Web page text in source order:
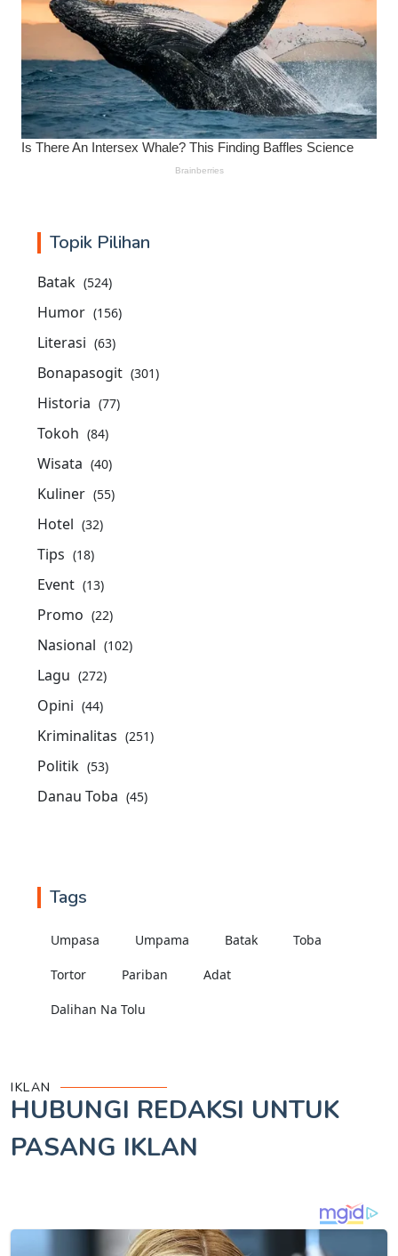
Topik Pilihan
Batak (524)
Humor (156)
Literasi (63)
Bonapasogit (301)
Historia (77)
Tokoh (84)
Wisata (40)
Kuliner (55)
Hotel (32)
Tips (18)
Event (13)
Promo (22)
Nasional (102)
Lagu (272)
Opini (44)
Kriminalitas (251)
Politik (53)
Danau Toba (45)
Tags
Umpasa Umpama Batak Toba
Tortor Pariban Adat
Dalihan Na Tolu
IKLAN
HUBUNGI REDAKSI UNTUK
PASANG IKLAN